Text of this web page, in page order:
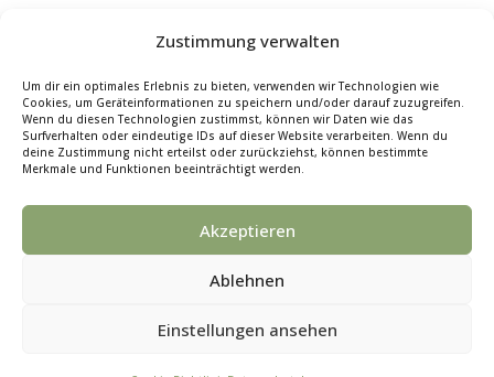
Zustimmung verwalten
Um dir ein optimales Erlebnis zu bieten, verwenden wir Technologien wie
Cookies, um Geräteinformationen zu speichern und/oder darauf zuzugreifen.
Wenn du diesen Technologien zustimmst, können wir Daten wie das
Surfverhalten oder eindeutige IDs auf dieser Website verarbeiten. Wenn du
deine Zustimmung nicht erteilst oder zurückziehst, können bestimmte
Merkmale und Funktionen beeinträchtigt werden.
Akzeptieren
Ablehnen
Einstellungen ansehen
vorwärts geht
Was ich von Frédéric Pignon lernen durfte –
Horsemindsetzu Auch Nichtstun kann bei der
Arbeit helfen – Warum Pausen dein Training
besser machen
Impressum
Datenschutz
Cookie-Richtlinie (EU)